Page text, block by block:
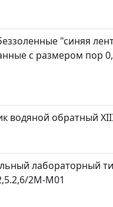
"синяя
с размером пор
водяной обратный
лабораторный
2М-М01